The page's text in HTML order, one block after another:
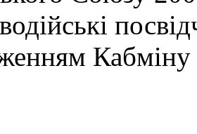
Кабміну